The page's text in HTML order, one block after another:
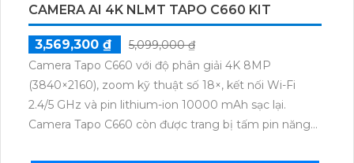
CAMERA AI 4K NLMT TAPO C660 KIT
3,569,300 ₫
5,099,000 ₫
Camera Tapo C660 với độ phân giải 4K 8MP
(3840×2160), zoom kỹ thuật số 18×, kết nối Wi-Fi
2.4/5 GHz và pin lithium-ion 10000 mAh sạc lại.
Camera Tapo C660 còn được trang bị tấm pin năng